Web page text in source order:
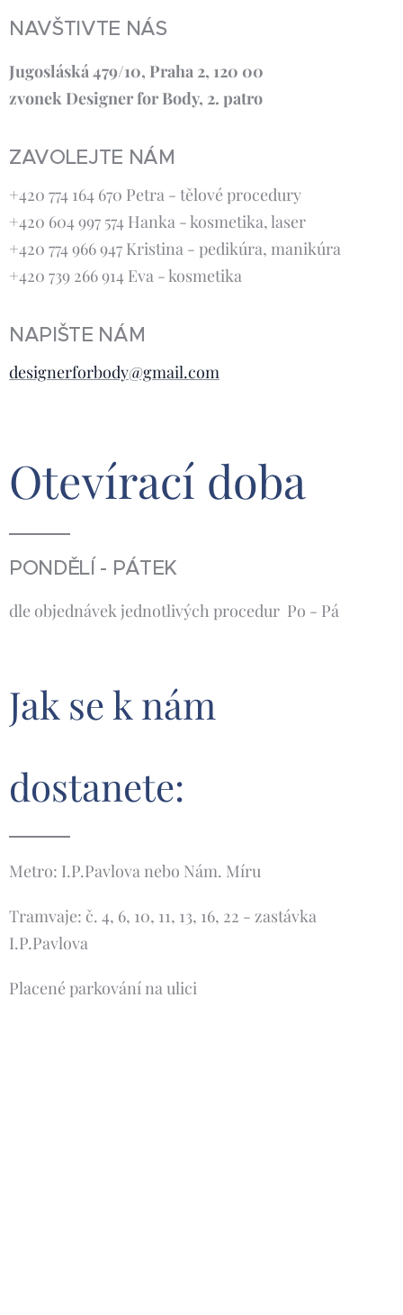
NAVŠTIVTE NÁS
Jugosláská 479/10, Praha 2, 120 00
zvonek Designer for Body, 2. patro
ZAVOLEJTE NÁM
+420 774 164 670 Petra - tělové procedury
+420 604 997 574 Hanka - kosmetika, laser
+420 774 966 947 Kristina - pedikúra, manikúra
+420 739 266 914 Eva - kosmetika
NAPIŠTE NÁM
designerforbody@gmail.com
Otevírací doba
PONDĚLÍ - PÁTEK
dle objednávek jednotlivých procedur Po - Pá
Jak se k nám
dostanete:
Metro: I.P.Pavlova nebo Nám. Míru
Tramvaje: č. 4, 6, 10, 11, 13, 16, 22 - zastávka
I.P.Pavlova
Placené parkování na ulici